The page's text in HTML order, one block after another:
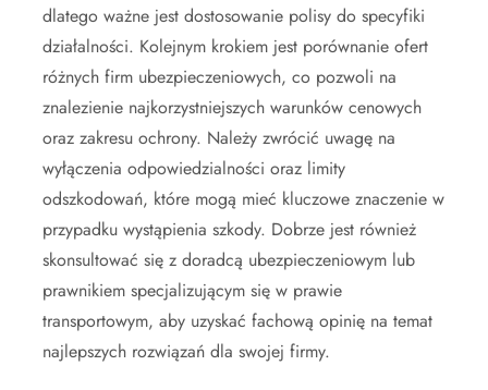
dlatego ważne jest dostosowanie polisy do specyfiki
działalności. Kolejnym krokiem jest porównanie ofert
różnych firm ubezpieczeniowych, co pozwoli na
znalezienie najkorzystniejszych warunków cenowych
oraz zakresu ochrony. Należy zwrócić uwagę na
wyłączenia odpowiedzialności oraz limity
odszkodowań, które mogą mieć kluczowe znaczenie w
przypadku wystąpienia szkody. Dobrze jest również
skonsultować się z doradcą ubezpieczeniowym lub
prawnikiem specjalizującym się w prawie
transportowym, aby uzyskać fachową opinię na temat
najlepszych rozwiązań dla swojej firmy.